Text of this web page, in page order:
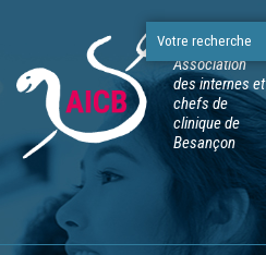
Association
des internes et
chefs de
clinique de
Besançon